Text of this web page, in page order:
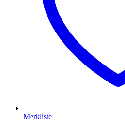
Merkliste